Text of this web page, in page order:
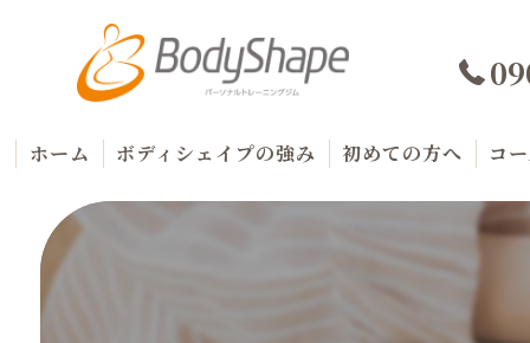
ホーム ボディシェイプの強み 初めての方へ コ
料